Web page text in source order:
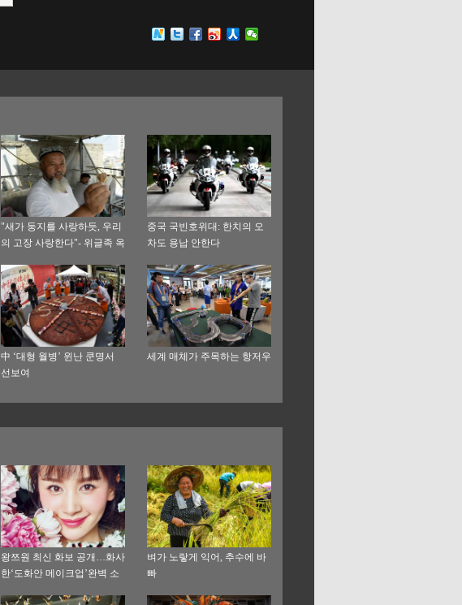
"새가 둥지를 사랑하듯, 우리
의 고장 사랑한다"- 위글족 옥
만리
중국 국빈호위대: 한치의 오
차도 용납 안한다
中 ‘대형 월병’ 윈난 쿤명서
선보여
세계 매체가 주목하는 항저우
왕쯔원 최신 화보 공개…화사
한‘도화안 메이크업’완벽 소
벼가 노랗게 익어, 추수에 바
빠